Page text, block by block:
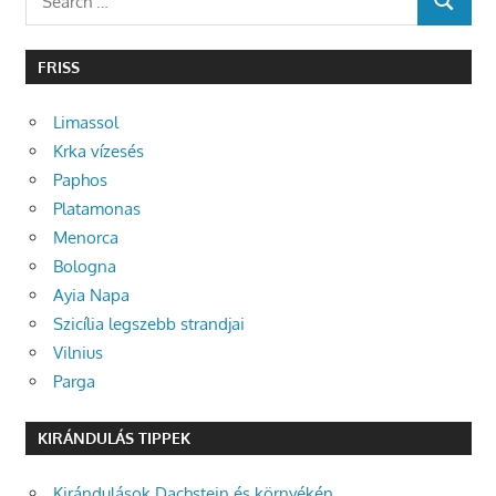
SEARCH
FRISS
Limassol
Krka vízesés
Paphos
Platamonas
Menorca
Bologna
Ayia Napa
Szicília legszebb strandjai
Vilnius
Parga
KIRÁNDULÁS TIPPEK